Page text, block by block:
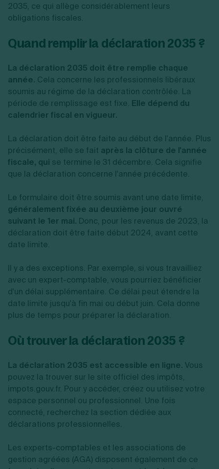
2035, ce qui allège considérablement leurs
obligations fiscales.
Quand remplir la déclaration 2035 ?
La déclaration 2035 doit être remplie chaque
année. Cela concerne les professionnels libéraux
soumis au régime de la déclaration contrôlée. La
période de remplissage est fixe. Elle dépend du
calendrier fiscal en vigueur.
La déclaration doit être faite au début de l'année. Plus
précisément, elle se fait après la clôture de l'année
fiscale, qui se termine le 31 décembre. Cela signifie
que la déclaration concerne l'année précédente.
Le formulaire doit être soumis avant une date limite,
généralement fixée au deuxième jour ouvré
suivant le 1er mai. Donc, pour les revenus de 2023, la
déclaration doit être faite début 2024, avant cette
date limite.
Il y a des exceptions. Par exemple, si vous travailliez
avec un expert-comptable, vous pourriez bénéficier
d'un délai supplémentaire. Ce délai peut étendre la
date limite jusqu'à fin mai ou début juin. Cela donne
plus de temps pour préparer la déclaration.
Où trouver la déclaration 2035 ?
La déclaration 2035 est accessible en ligne. Vous
pouvez la trouver sur le site officiel des impôts,
impots.gouv.fr. Pour y accéder, créez ou utilisez votre
espace personnel ou professionnel. Une fois
connecté, recherchez la section dédiée aux
déclarations professionnelles.
Les experts-comptables et les associations de
gestion agréées (AGA) disposent également de ce